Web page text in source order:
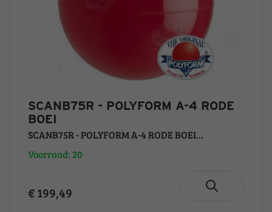
SCANB75R - POLYFORM A-4 RODE
BOEI
SCANB75R - POLYFORM A-4 RODE BOEI...
Voorraad: 20
€ 199,49